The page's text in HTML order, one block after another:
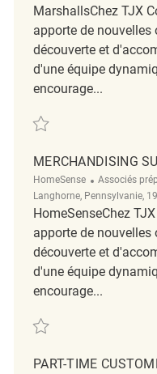
MarshallsChez TJX
apporte de nouvelles
découverte et
d'une équipe
encourage...
Sauvegarder Customer
MERCHANDISING
HomeSense Catégorie
Associés
Langhorne, Pennsylvanie,
HomeSenseChez
apporte de nouvelles
découverte et
d'une équipe
encourage...
Sauvegarder
PART-TIME